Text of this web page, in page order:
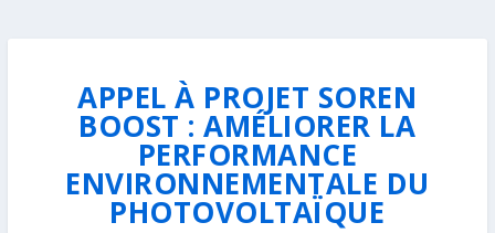
APPEL À PROJET SOREN
BOOST : AMÉLIORER LA
PERFORMANCE
ENVIRONNEMENTALE DU
PHOTOVOLTAÏQUE